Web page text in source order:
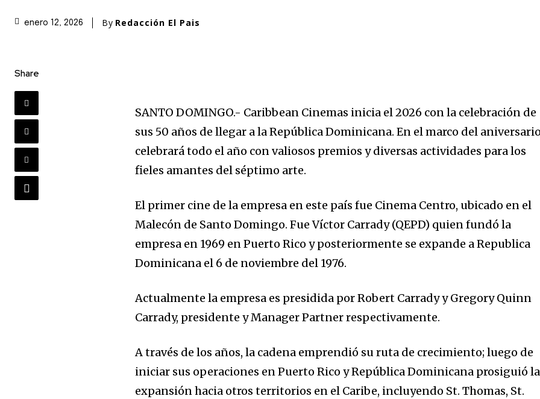
enero 12, 2026 By Redacción El Pais
Share
SANTO DOMINGO.- Caribbean Cinemas inicia el 2026 con la celebración de
sus 50 años de llegar a la República Dominicana. En el marco del
celebrará todo el año con valiosos premios y diversas actividades para los
fieles amantes del séptimo arte.
El primer cine de la empresa en este país fue Cinema Centro, ubicado en el
Malecón de Santo Domingo. Fue Víctor Carrady (QEPD) quien fundó la
empresa en 1969 en Puerto Rico y posteriormente se expande a Republica
Dominicana el 6 de noviembre del 1976.
Actualmente la empresa es presidida por Robert Carrady y Gregory Quinn
Carrady, presidente y Manager Partner respectivamente.
A través de los años, la cadena emprendió su ruta de crecimiento; luego de
iniciar sus operaciones en Puerto Rico y República Dominicana prosiguió la
expansión hacia otros territorios en el Caribe, incluyendo St. Thomas, St.